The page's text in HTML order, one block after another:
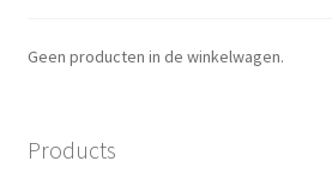
Geen producten in de winkelwagen.
Products